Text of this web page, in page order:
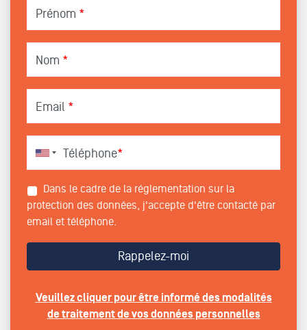
Prénom *
Nom *
Email *
Téléphone*
Dans le cadre de la réglementation sur la
protection des données, j'accepte d'être contacté par
email et téléphone.
Veuillez cliquer pour être informé des modalités
de traitement de vos données personnelles